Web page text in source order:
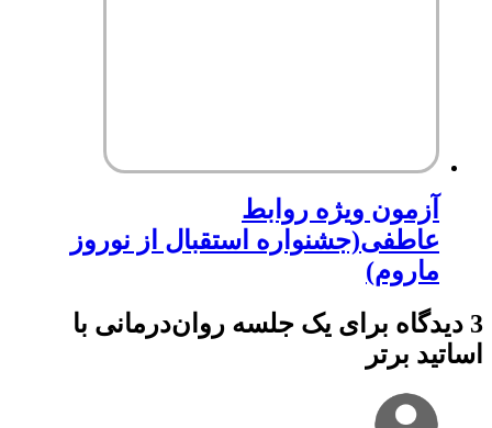
آزمون ویژه روابط
عاطفی(جشنواره استقبال از نوروز
ماروم)
3 دیدگاه برای
یک جلسه روان‌درمانی با
اساتید برتر